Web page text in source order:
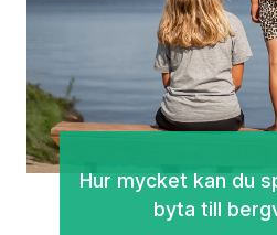
Hur mycket kan du
byta till